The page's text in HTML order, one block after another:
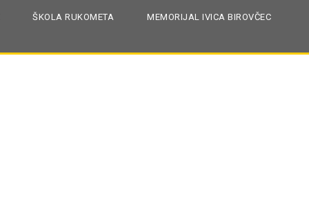
ŠKOLA RUKOMETA MEMORIJAL IVICA BIROVČEC